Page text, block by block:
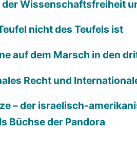
der Wissenschaftsfreiheit
nicht des Teufels ist
auf dem Marsch in den
Recht und
– der israelisch-
Büchse der Pandora